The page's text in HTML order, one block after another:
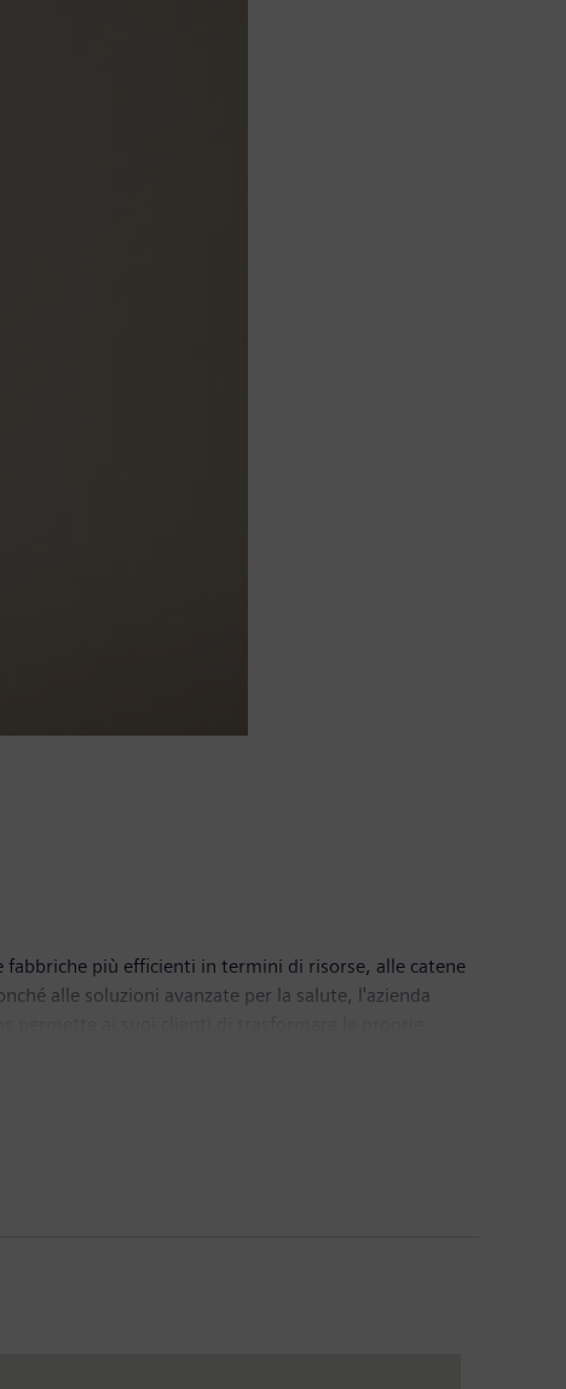
più efficienti in termini di risorse, alle catene
alle soluzioni avanzate per la salute, l'azienda
di maggioranza nella società quotata in borsa
settembre 2023, il Gruppo Siemens ha generato un